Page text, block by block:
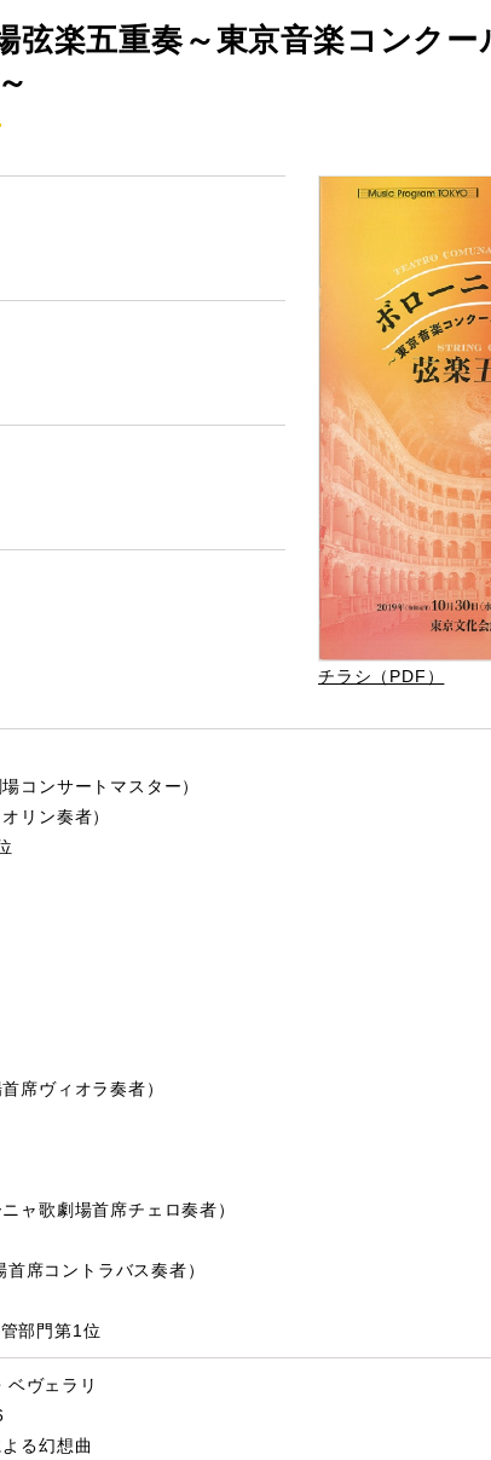
楽五重奏～東京音楽コンクー
チラシ（PDF）
コンサートマスター）
リン奏者）
席ヴィオラ奏者）
ャ歌劇場首席チェロ奏者）
席コントラバス奏者）
部門第1位
ヴェラリ
る幻想曲